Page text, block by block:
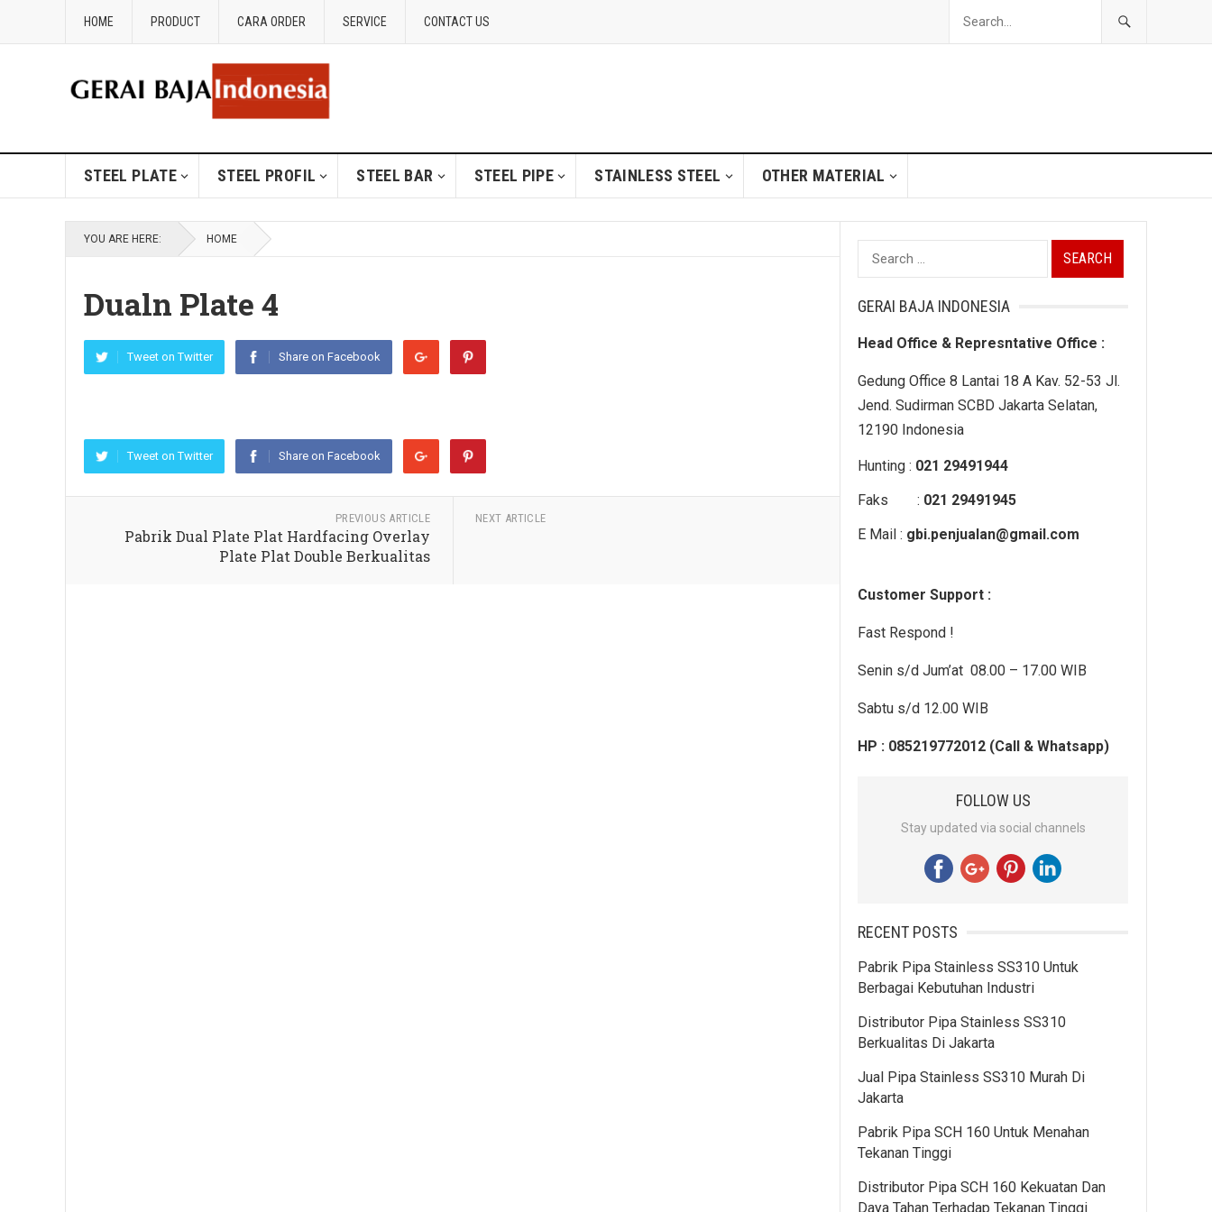
HOME PRODUCT CARA ORDER SERVICE CONTACT US
STEEL PLATE STEEL PROFIL STEEL BAR STEEL PIPE STAINLESS STEEL OTHER MATERIAL
YOU ARE HERE: HOME
Dualn Plate 4
Tweet on Twitter Share on Facebook
Tweet on Twitter Share on Facebook
PREVIOUS ARTICLE
Pabrik Dual Plate Plat Hardfacing Overlay
Plate Plat Double Berkualitas
NEXT ARTICLE
Search
for:
GERAI BAJA INDONESIA
Head Office & Represntative Office :
Gedung Office 8 Lantai 18 A Kav. 52-53 Jl.
Jend. Sudirman SCBD Jakarta Selatan,
12190 Indonesia
Hunting : 021 29491944
Faks : 021 29491945
E Mail : gbi.penjualan@gmail.com
Customer Support :
Fast Respond !
Senin s/d Jum’at 08.00 – 17.00 WIB
Sabtu s/d 12.00 WIB
HP : 085219772012 (Call & Whatsapp)
FOLLOW US
Stay updated via social channels
RECENT POSTS
Pabrik Pipa Stainless SS310 Untuk
Berbagai Kebutuhan Industri
Distributor Pipa Stainless SS310
Berkualitas Di Jakarta
Jual Pipa Stainless SS310 Murah Di
Jakarta
Pabrik Pipa SCH 160 Untuk Menahan
Tekanan Tinggi
Distributor Pipa SCH 160 Kekuatan Dan
Daya Tahan Terhadap Tekanan Tinggi